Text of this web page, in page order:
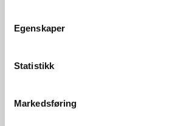
Egenskaper
Statistikk
Markedsføring